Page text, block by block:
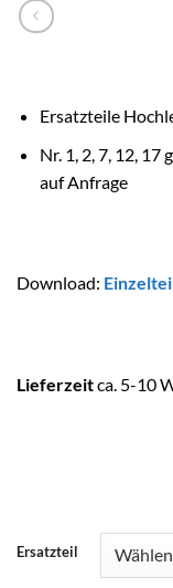
Ersatzteile
Nr. 1, 2, 7, 12,
auf Anfrage
Download:
Lieferzeitca. 5-10
Ersatzteil